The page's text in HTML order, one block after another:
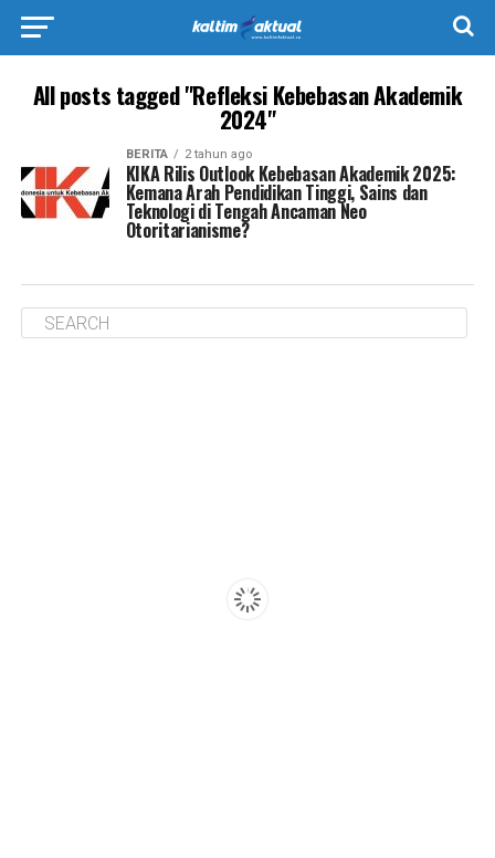
All posts tagged "Refleksi Kebebasan Akademik
2024"
BERITA 2 tahun ago
KIKA Rilis Outlook Kebebasan Akademik 2025:
Kemana Arah Pendidikan Tinggi, Sains dan
Teknologi di Tengah Ancaman Neo
Otoritarianisme?